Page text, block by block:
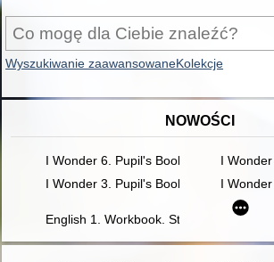
Wyszukiwanie zaawansowaneKolekcje
NOWOŚCI
I Wonder 6. Pupil's Book
I Wonder
I Wonder 3. Pupil's Book
I Wonder
English 1. Workbook. Student's Book